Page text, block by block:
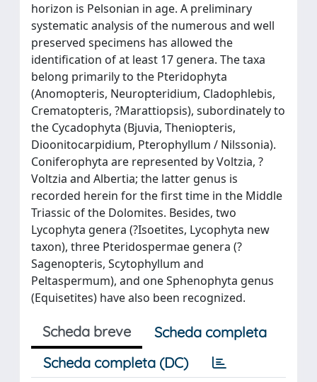
horizon is Pelsonian in age. A preliminary
systematic analysis of the numerous and well
preserved specimens has allowed the
identification of at least 17 genera. The taxa
belong primarily to the Pteridophyta
(Anomopteris, Neuropteridium, Cladophlebis,
Crematopteris, ?Marattiopsis), subordinately to
the Cycadophyta (Bjuvia, Theniopteris,
Dioonitocarpidium, Pterophyllum / Nilssonia).
Coniferophyta are represented by Voltzia, ?
Voltzia and Albertia; the latter genus is
recorded herein for the first time in the Middle
Triassic of the Dolomites. Besides, two
Lycophyta genera (?Isoetites, Lycophyta new
taxon), three Pteridospermae genera (?
Sagenopteris, Scytophyllum and
Peltaspermum), and one Sphenophyta genus
(Equisetites) have also been recognized.
Scheda breve
Scheda completa
Scheda completa (DC)